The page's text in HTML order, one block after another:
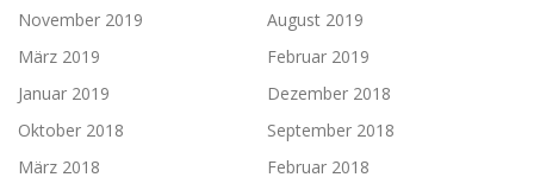
November 2019
August 2019
März 2019
Februar 2019
Januar 2019
Dezember 2018
Oktober 2018
September 2018
März 2018
Februar 2018